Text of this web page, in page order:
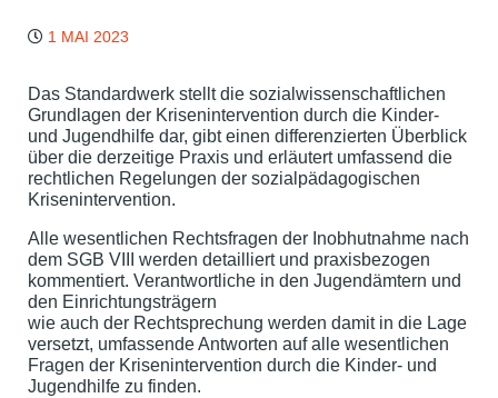
1 MAI 2023
Das Standardwerk stellt die sozialwissenschaftlichen
Grundlagen der Krisenintervention durch die Kinder-
und Jugendhilfe dar, gibt einen differenzierten Überblick
über die derzeitige Praxis und erläutert umfassend die
rechtlichen Regelungen der sozialpädagogischen
Krisenintervention.
Alle wesentlichen Rechtsfragen der Inobhutnahme nach
dem SGB VIII werden detailliert und praxisbezogen
kommentiert. Verantwortliche in den Jugendämtern und
den Einrichtungsträgern
wie auch der Rechtsprechung werden damit in die Lage
versetzt, umfassende Antworten auf alle wesentlichen
Fragen der Krisenintervention durch die Kinder- und
Jugendhilfe zu finden.